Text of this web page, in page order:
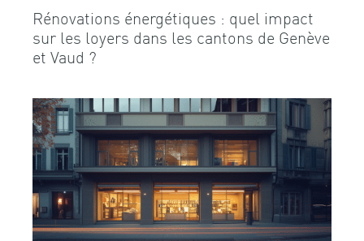
Rénovations énergétiques : quel impact
sur les loyers dans les cantons de Genève
et Vaud ?